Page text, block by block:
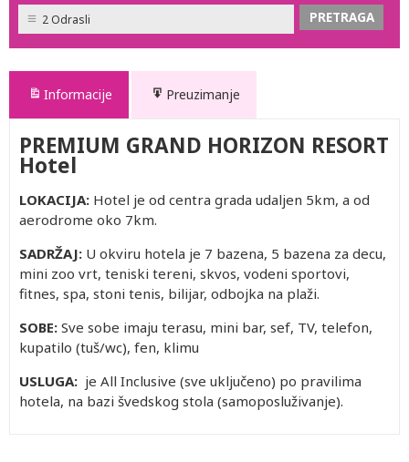
2 Odrasli
Informacije Preuzimanje
PREMIUM GRAND HORIZON RESORT
Hotel
LOKACIJA: Hotel je od centra grada udaljen 5km, a od
aerodrome oko 7km.
SADRŽAJ: U okviru hotela je 7 bazena, 5 bazena za decu,
mini zoo vrt, teniski tereni, skvos, vodeni sportovi,
fitnes, spa, stoni tenis, bilijar, odbojka na plaži.
SOBE: Sve sobe imaju terasu, mini bar, sef, TV, telefon,
kupatilo (tuš/wc), fen, klimu
USLUGA: je All Inclusive (sve uključeno) po pravilima
hotela, na bazi švedskog stola (samoposluživanje).